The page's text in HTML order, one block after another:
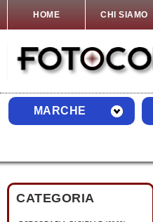
HOME CHI SIAMO
MARCHE
CATEGORIA